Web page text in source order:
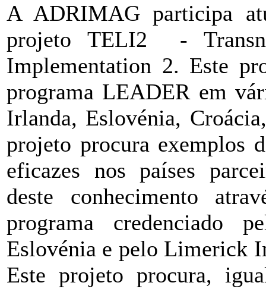
A ADRIMAG participa
projeto TELI2 -
Implementation 2. Este
programa LEADER em
Irlanda, Eslovénia,
projeto procura exemplos
eficazes nos países
deste conhecimento
programa credenciado
Eslovénia e pelo Limerick
Este projeto procura,